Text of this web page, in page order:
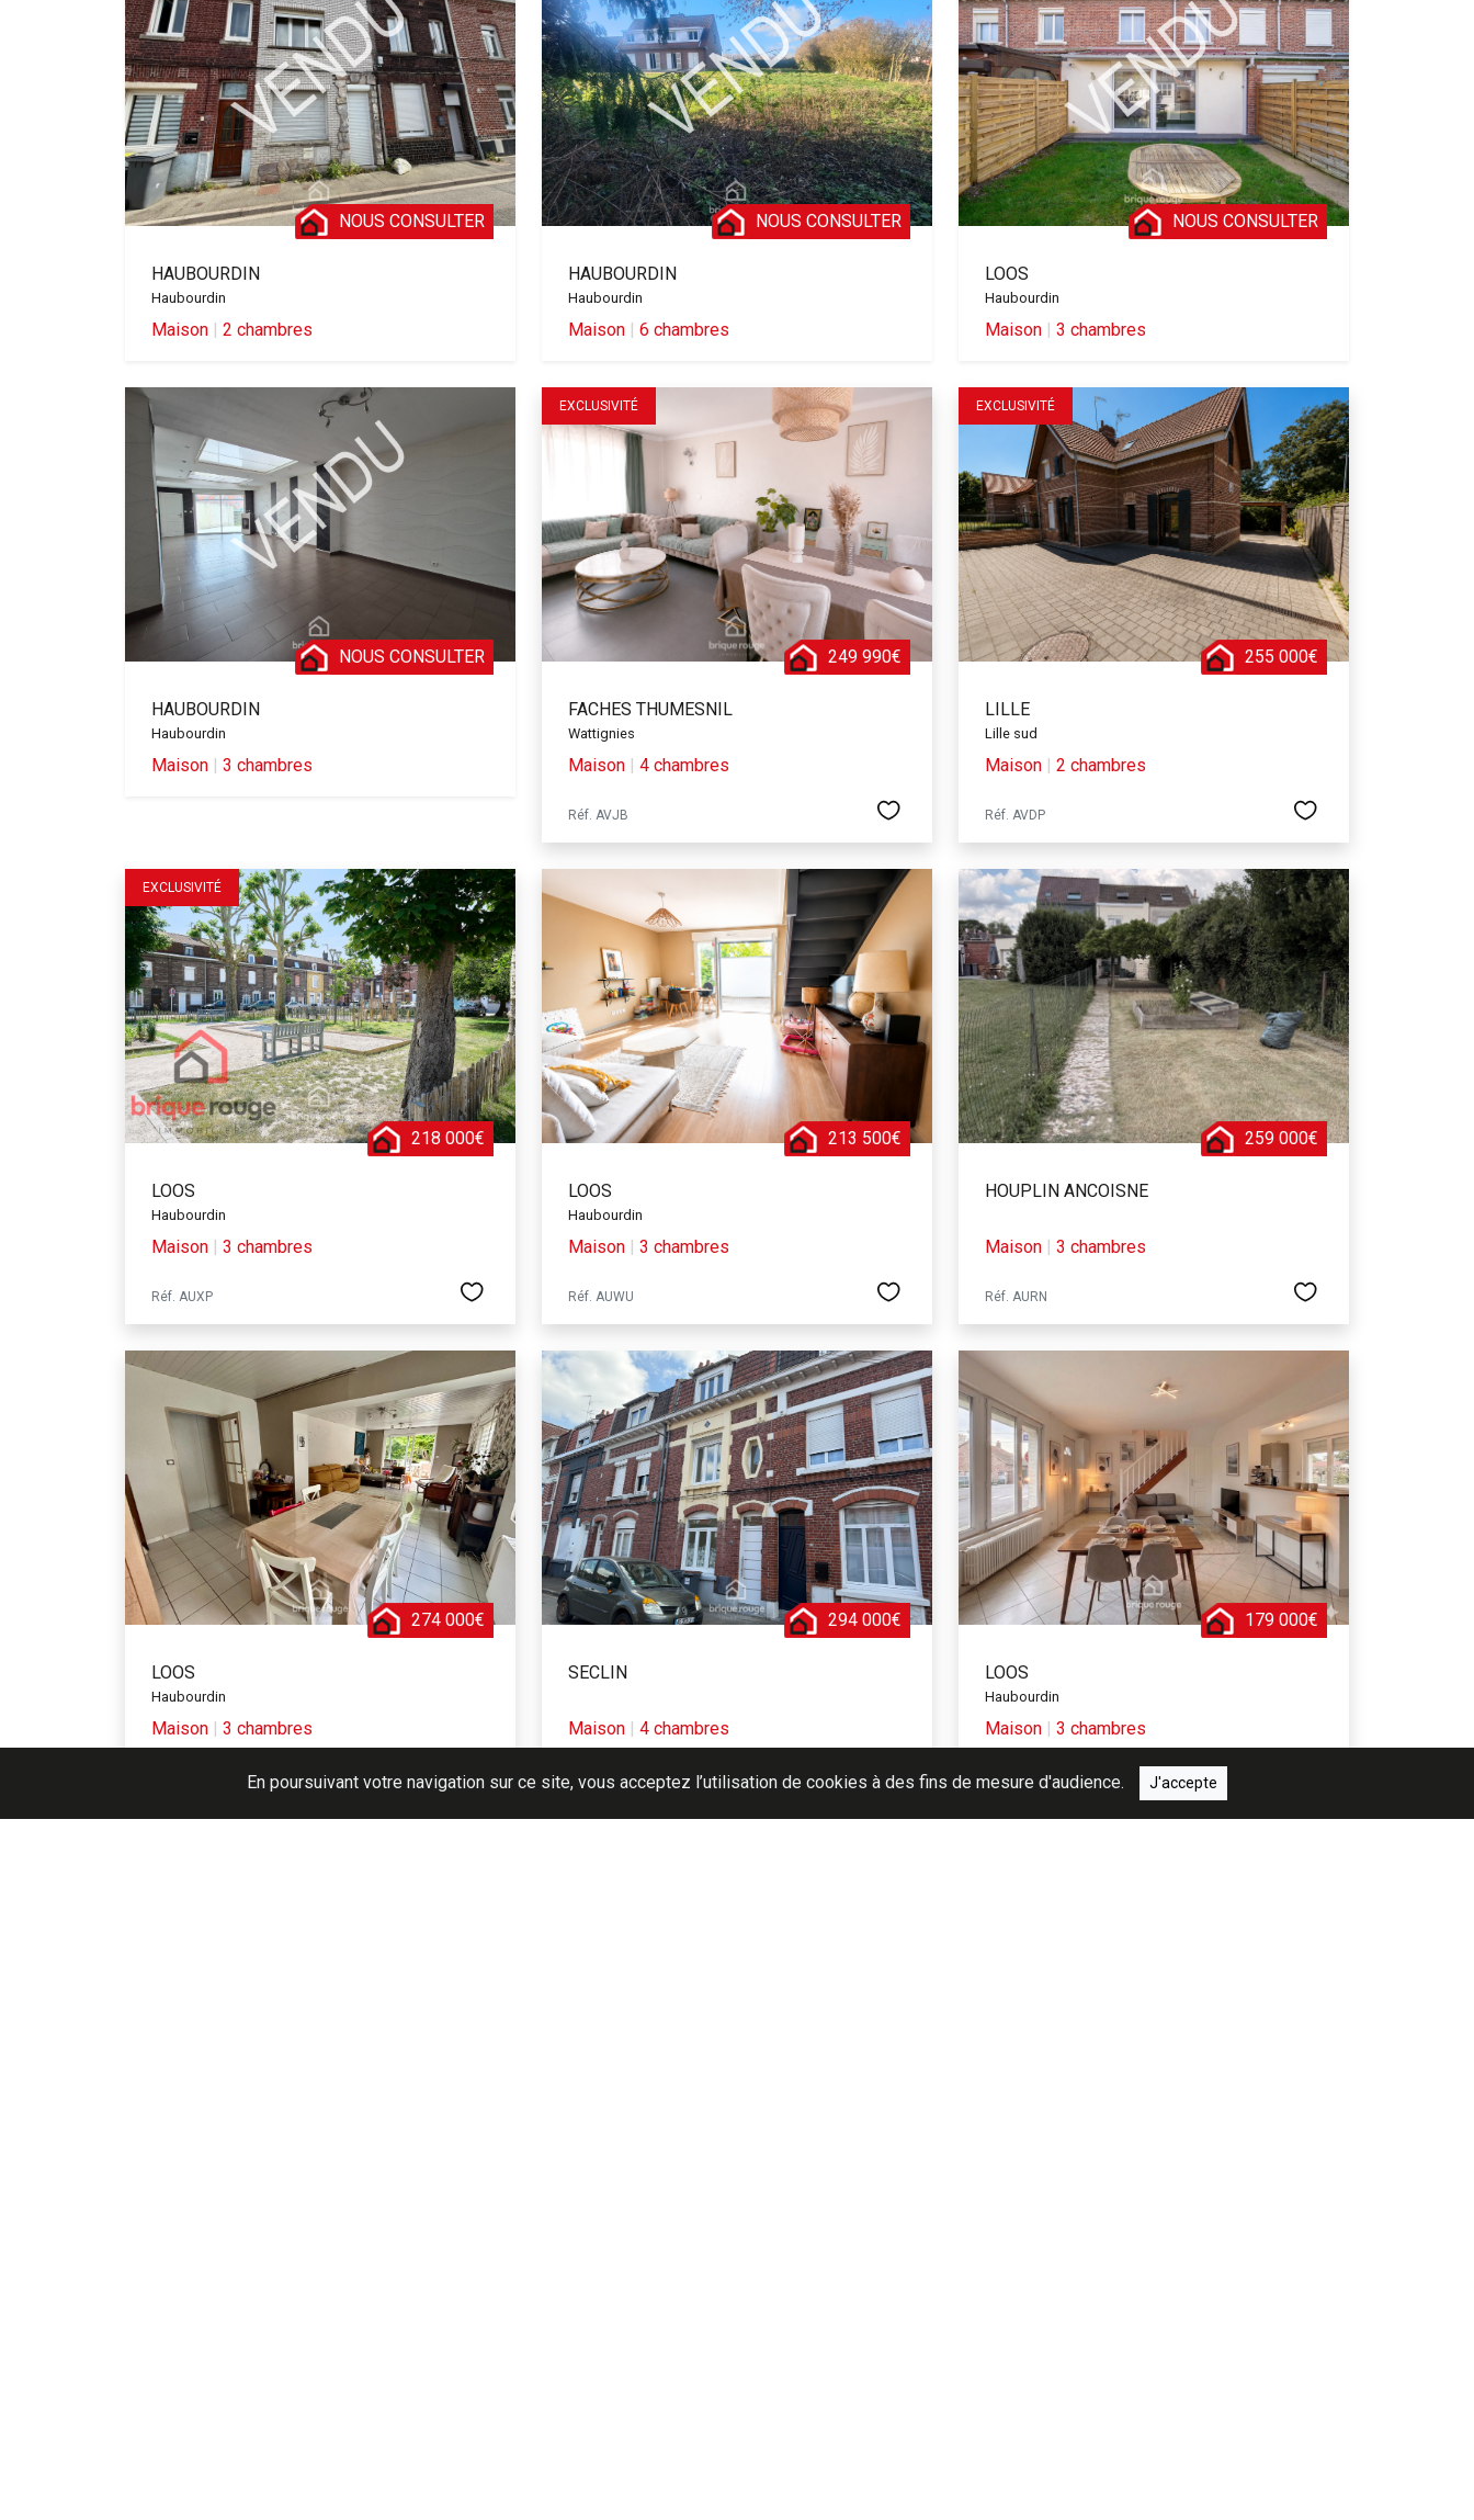
En poursuivant votre navigation sur ce site, vous acceptez l’utilisation de cookies à des fins de mesure d'audience. J'accepte
NOUS CONSULTER
HAUBOURDIN
Haubourdin
Maison | 2 chambres
NOUS CONSULTER
HAUBOURDIN
Haubourdin
Maison | 6 chambres
NOUS CONSULTER
LOOS
Haubourdin
Maison | 3 chambres
NOUS CONSULTER
HAUBOURDIN
Haubourdin
Maison | 3 chambres
EXCLUSIVITÉ
249 990€
FACHES THUMESNIL
Wattignies
Maison | 4 chambres
Réf. AVJB
EXCLUSIVITÉ
255 000€
LILLE
Lille sud
Maison | 2 chambres
Réf. AVDP
EXCLUSIVITÉ
218 000€
LOOS
Haubourdin
Maison | 3 chambres
Réf. AUXP
213 500€
LOOS
Haubourdin
Maison | 3 chambres
Réf. AUWU
259 000€
HOUPLIN ANCOISNE
Maison | 3 chambres
Réf. AURN
274 000€
LOOS
Haubourdin
Maison | 3 chambres
294 000€
SECLIN
Maison | 4 chambres
Réf. AUND
179 000€
LOOS
Haubourdin
Maison | 3 chambres
Réf. AUNA